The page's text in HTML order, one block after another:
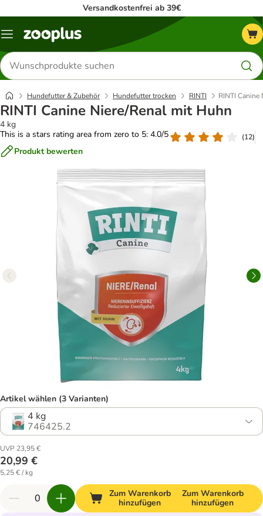
Versandkostenfrei ab 39€
Menü
Produkte
suchen
Hundefutter & Zubehör Hundefutter trocken RINTI RINTI
RINTI Canine Niere/Renal mit Huhn
4 kg
This is a stars rating area from zero to 5: 4.0/5
(12)
Produkt bewerten
Artikel wählen (3 Varianten)
4 kg
746425.2
UVP 23,95 €
20,99 €
5,25 € / kg
Zum Warenkorb
hinzufügen
Zum Warenkorb
hinzufügen